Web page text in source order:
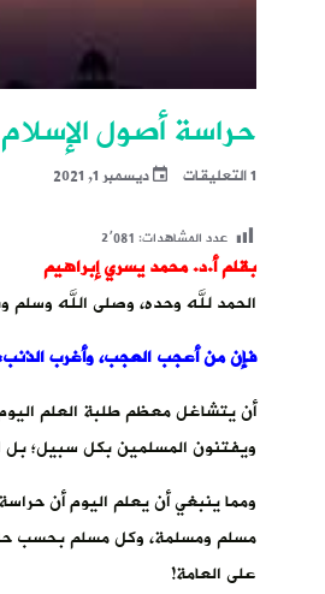
حراسة أصول
1 التعليقات ديسمبر 1, 2021
عدد المشاهدات:2٬081
بقلم أ.د. محمد يسري إبراهيم
الحمد لله وحده، وصلى الله وسلم
فإن من أعجب العجب، وأغرب
أن يتشاغل معظم طلبة العلم
ويفتنون المسلمين بكل سبيل؛ بل
ومما ينبغي أن يعلم اليوم أن
مسلم ومسلمة، وكل مسلم بحسب
على العامة!